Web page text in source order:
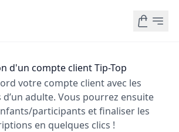
d'un compte client Tip-Top
votre compte client avec les
adulte. Vous pourrez ensuite
participants et finaliser les
en quelques clics !